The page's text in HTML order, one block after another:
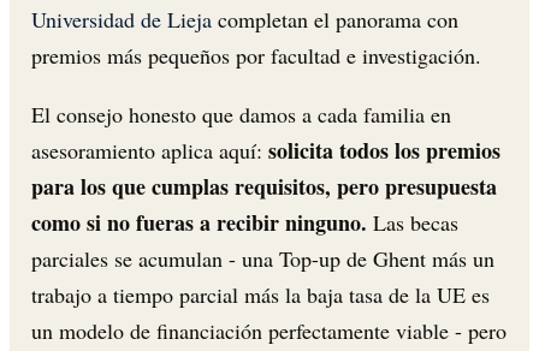
Universidad de Lieja completan el panorama con
premios más pequeños por facultad e investigación.
El consejo honesto que damos a cada familia en
asesoramiento aplica aquí: solicita todos los premios
para los que cumplas requisitos, pero presupuesta
como si no fueras a recibir ninguno. Las becas
parciales se acumulan - una Top-up de Ghent más un
trabajo a tiempo parcial más la baja tasa de la UE es
un modelo de financiación perfectamente viable - pero